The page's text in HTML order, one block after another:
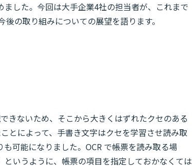
した。今回は大手企業4社の担当者が、これまで
の取り組みについての展望を語ります。
きないため、そこから大きくはずれたクセのある
とによって、手書き文字はクセを学習させ読み取
可能になりました。OCR で帳票を読み取る場
いうように、帳票の項目を指定しておかなくては